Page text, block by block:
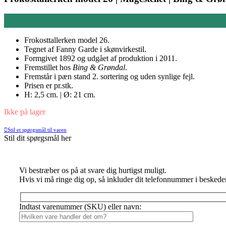
Frokosttallerken model 26.
Tegnet af Fanny Garde i skønvirkestil.
Formgivet 1892 og udgået af produktion i 2011.
Fremstillet hos Bing & Grøndal.
Fremstår i pæn stand 2. sortering og uden synlige fejl.
Prisen er pr.stk.
H: 2,5 cm. | Ø: 21 cm.
Ikke på lager
Stil et spørgsmål til varen
Stil dit spørgsmål her
Vi bestræber os på at svare dig hurtigst muligt.
Hvis vi må ringe dig op, så inkluder dit telefonnummer i
Indtast varenummer (SKU) eller navn: